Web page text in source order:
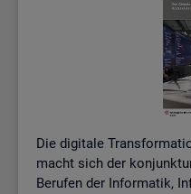
Die di­gi­ta­le
macht sich der
Be­ru­fen der In­for­ma­tik,